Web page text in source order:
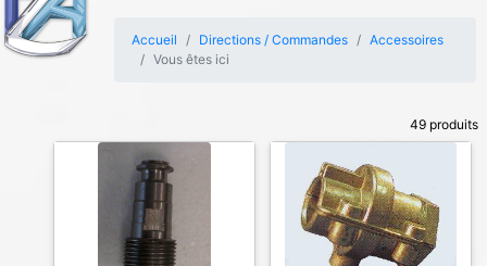
Accueil Directions / Commandes
Accessoires
Vous êtes ici
49 produits